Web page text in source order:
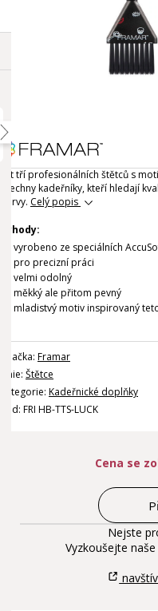
Set tří profesionálních štětců s
všechny kadeřníky, kteří hledají
barvy. Celý popis
Výhody:
vyrobeno ze speciálních
pro precizní práci
velmi odolný
měkký ale přitom pevný
mladistvý motiv inspirovaný
Značka: Framar
Linie: Štětce
Kategorie: Kadeřnické doplňky
Kód: FRI HB-TTS-LUCK
Cena se
Nejste
Vyzkoušejte